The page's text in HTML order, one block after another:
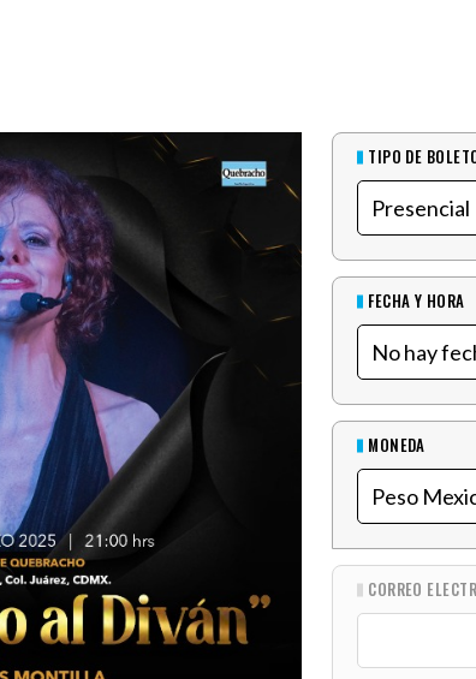
TIPO DE
FECHA Y HORA
MONEDA
CORREO